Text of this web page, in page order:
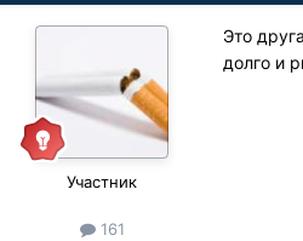
Участник
161
Это
долго и